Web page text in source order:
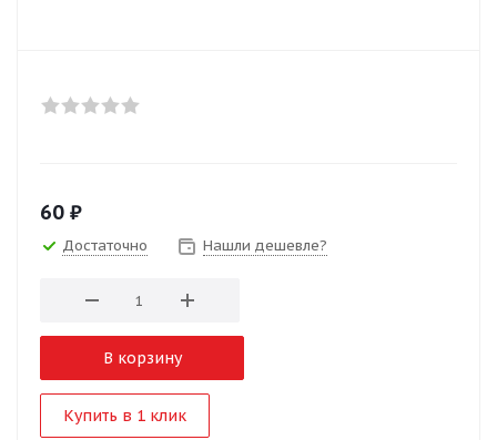
60 ₽
Достаточно Нашли дешевле?
В корзину
Купить в 1 клик